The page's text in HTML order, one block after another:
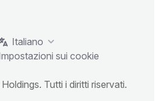
Italiano
sui cookie
Tutti i diritti riservati.